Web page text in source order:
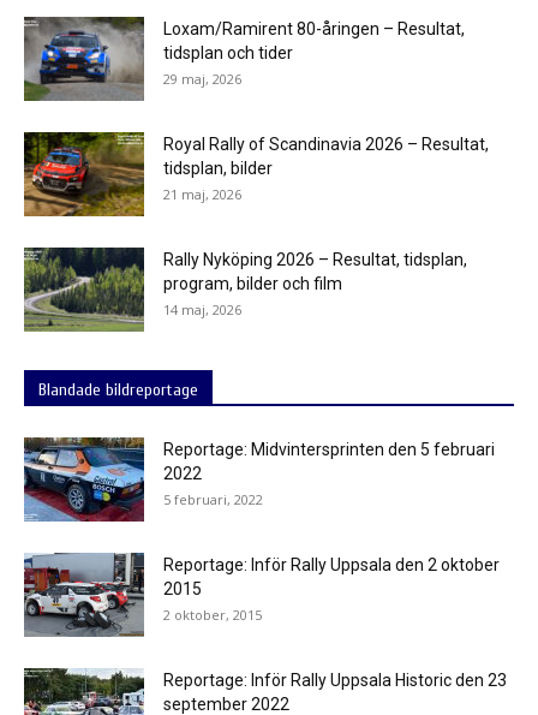
Loxam/Ramirent 80-åringen – Resultat,
tidsplan och tider
29 maj, 2026
Royal Rally of Scandinavia 2026 – Resultat,
tidsplan, bilder
21 maj, 2026
Rally Nyköping 2026 – Resultat, tidsplan,
program, bilder och film
14 maj, 2026
Blandade bildreportage
Reportage: Midvintersprinten den 5 februari
2022
5 februari, 2022
Reportage: Inför Rally Uppsala den 2 oktober
2015
2 oktober, 2015
Reportage: Inför Rally Uppsala Historic den 23
september 2022